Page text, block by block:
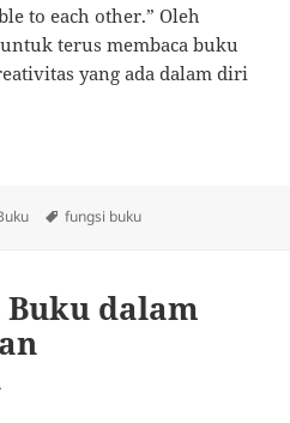
to each other.” Oleh
terus membaca buku
yang ada dalam diri
Tags
fungsi buku
Buku dalam